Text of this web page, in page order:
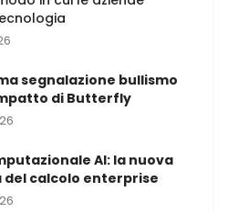
segnalazione bullismo
di Butterfly
AI: la nuova
del calcolo enterprise